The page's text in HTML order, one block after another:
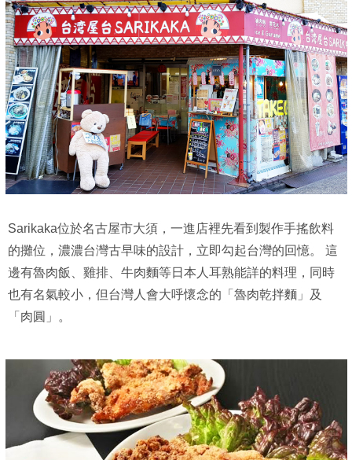
Sarikaka位於名古屋市大須，一進店裡先看到製作手搖飲料
的攤位，濃濃台灣古早味的設計，立即勾起台灣的回憶。 這
邊有魯肉飯、雞排、牛肉麵等日本人耳熟能詳的料理，同時
也有名氣較小，但台灣人會大呼懷念的「魯肉乾拌麵」及
「肉圓」。